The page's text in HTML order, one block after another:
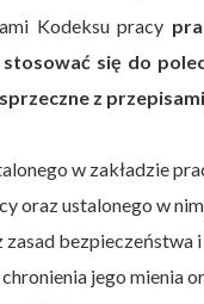
Kodeksu pracy
się do
z
w zakładzie
oraz ustalonego w
jego mienia